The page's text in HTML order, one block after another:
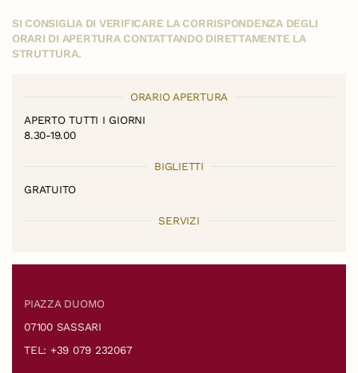
SI CONSIGLIA DI VERIFICARE LA CORRISPONDENZA DEGLI
ORARI DI APERTURA CONTATTANDO DIRETTAMENTE LA
STRUTTURA.
ORARIO APERTURA
APERTO TUTTI I GIORNI
8.30-19.00
BIGLIETTI
GRATUITO
SERVIZI
PIAZZA DUOMO
07100 SASSARI
TEL: +39 079 232067